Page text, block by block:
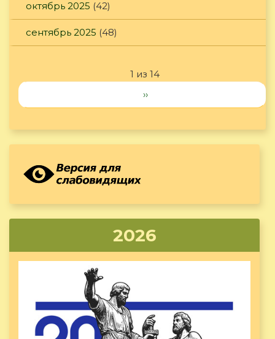
октябрь 2025 (42)
сентябрь 2025 (48)
1 из 14
››
2026